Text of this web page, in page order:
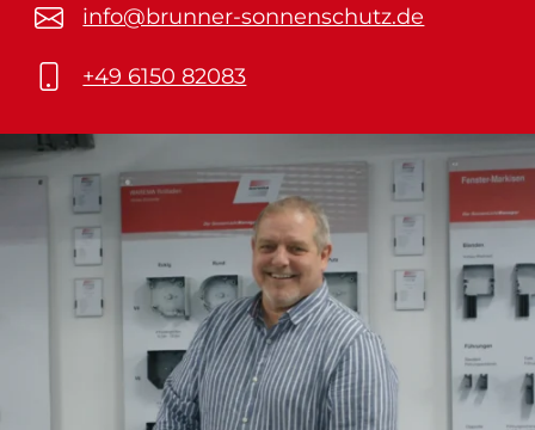
info@brunner-sonnenschutz.de
+49 6150 82083